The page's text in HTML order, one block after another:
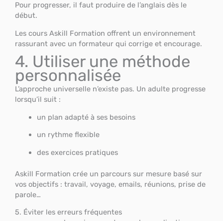
Pour progresser, il faut produire de l’anglais dès le
début.
Les cours Askill Formation offrent un environnement
rassurant avec un formateur qui corrige et encourage.
4. Utiliser une méthode
personnalisée
L’approche universelle n’existe pas. Un adulte progresse
lorsqu’il suit :
un plan adapté à ses besoins
un rythme flexible
des exercices pratiques
Askill Formation crée un parcours sur mesure basé sur
vos objectifs : travail, voyage, emails, réunions, prise de
parole…
5. Éviter les erreurs fréquentes